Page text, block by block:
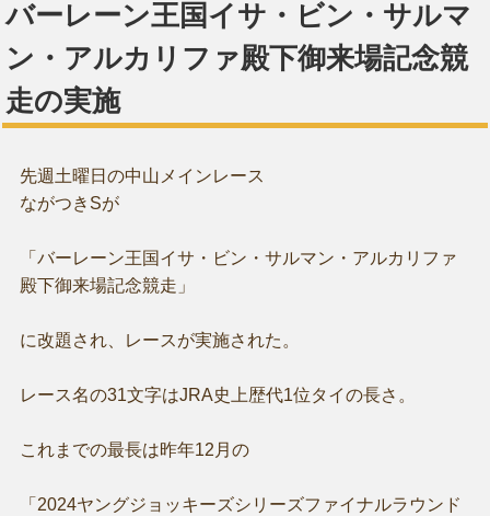
​バーレーン王国イサ・ビン・サルマ
ン・アルカリファ殿下御来場記念競
走の実施
先週土曜日の中山メインレース
ながつきSが
「バーレーン王国イサ・ビン・サルマン・アルカリファ
殿下御来場記念競走」
に改題され、レースが実施された。
レース名の31文字はJRA史上歴代1位タイの長さ。
これまでの最長は昨年12月の
「2024ヤングジョッキーズシリーズファイナルラウンド